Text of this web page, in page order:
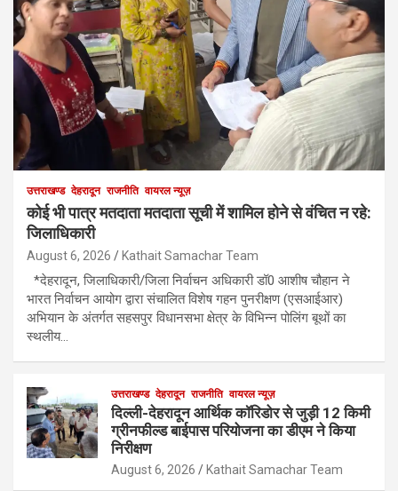
उत्तराखण्ड देहरादून राजनीति वायरल न्यूज़
कोई भी पात्र मतदाता मतदाता सूची में शामिल होने से वंचित न रहे:
जिलाधिकारी
August 6, 2026 Kathait Samachar Team
*देहरादून, जिलाधिकारी/जिला निर्वाचन अधिकारी डॉ0 आशीष चौहान ने
भारत निर्वाचन आयोग द्वारा संचालित विशेष गहन पुनरीक्षण (एसआईआर)
अभियान के अंतर्गत सहसपुर विधानसभा क्षेत्र के विभिन्न पोलिंग बूथों का
स्थलीय…
उत्तराखण्ड देहरादून राजनीति वायरल न्यूज़
दिल्ली-देहरादून आर्थिक कॉरिडोर से जुड़ी 12 किमी
ग्रीनफील्ड बाईपास परियोजना का डीएम ने किया
निरीक्षण
August 6, 2026 Kathait Samachar Team